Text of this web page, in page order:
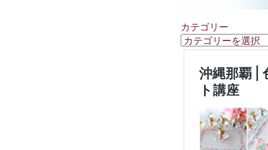
カテゴリー
カ
テ